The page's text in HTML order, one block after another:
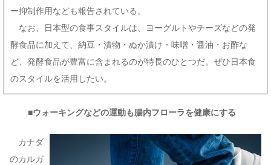
ー抑制作用なども報告されている。
なお、日本型の食事スタイルは、ヨーグルトやチーズなどの発
酵食品に加えて、納豆・漬物・ぬか漬け・味噌・醤油・お酢な
ど、発酵食品が豊富に含まれるのが特長のひとつだ。ぜひ日本食
のスタイルを活用したい。
■ウォーキングなどの運動も腸内フローラを健康にする
カナダ
のカルガ